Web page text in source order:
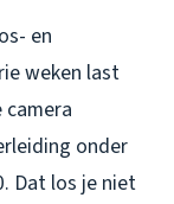
en
weken last
onder
Dat los je niet